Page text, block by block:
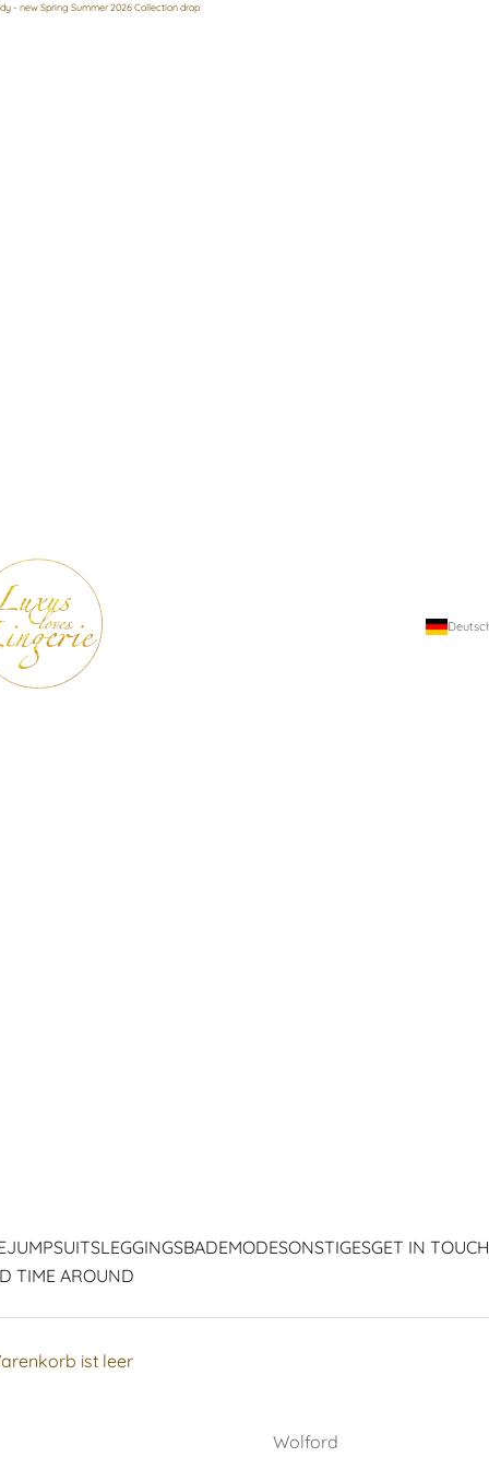
- new Spring Summer 2026 Collection drop
loves Lingerie
JUMPSUITSLEGGINGSBADEMODESONSTIGESGET IN TOUCH
TIME AROUND
ist leer
Wolford